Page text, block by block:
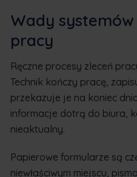
Wady
pracy
Ręczne procesy zleceń
Technik kończy pracę,
przekazuje je na koniec
informacje dotrą do biura,
nieaktualny.
Papierowe formularze są
niewłaściwym miejscu,